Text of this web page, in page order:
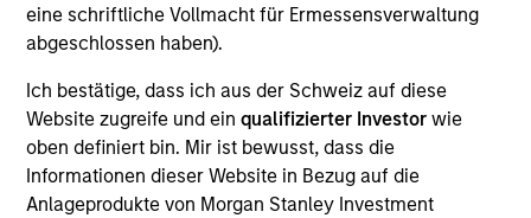
eine schriftliche Vollmacht für Ermessensverwaltung
abgeschlossen haben).
Ich bestätige, dass ich aus der Schweiz auf diese
Website zugreife und ein qualifizierter Investor wie
oben definiert bin. Mir ist bewusst, dass die
Informationen dieser Website in Bezug auf die
Anlageprodukte von Morgan Stanley Investment
Investment Committee